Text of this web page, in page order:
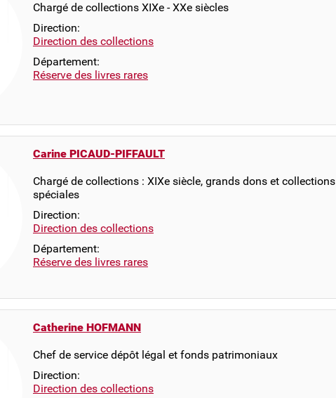
Chargé de collections XIXe - XXe siècles
Direction:
Direction des collections
Département:
Réserve des livres rares
Carine PICAUD-PIFFAULT
Chargé de collections : XIXe siècle, grands dons et collections
spéciales
Direction:
Direction des collections
Département:
Réserve des livres rares
Catherine HOFMANN
Chef de service dépôt légal et fonds patrimoniaux
Direction:
Direction des collections